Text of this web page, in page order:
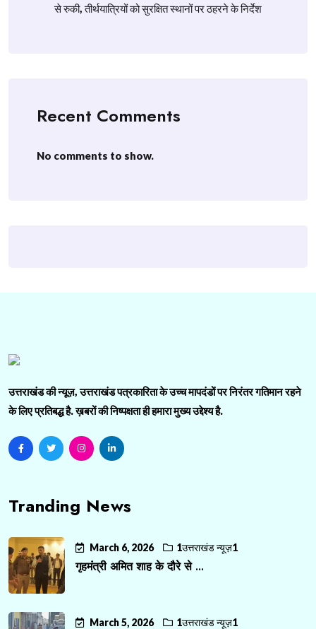
से रुकी, तीर्थयात्रियों को सुरक्षित स्थानों पर ठहरने के निर्देश
Recent Comments
No comments to show.
उत्तराखंड की न्यूज़, उत्तराखंड पत्रकारिता के उच्च मापदंडों पर निरंतर गतिमान रहने
के लिए प्रतिबद्ध है. ख़बरों की निष्पक्षता ही हमारा मुख्य उद्देश्य है.
Tranding News
March 6, 2026 1उत्तराखंड न्यूज़1
गृहमंत्री अमित शाह के दौरे से ...
March 5, 2026 1उत्तराखंड न्यूज़1